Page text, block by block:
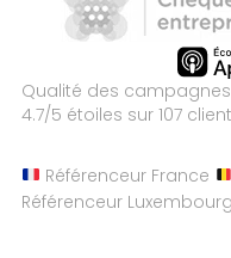
Qualité des
4.7/5 étoiles sur 107
Référenceur France
Référenceur Luxembourg